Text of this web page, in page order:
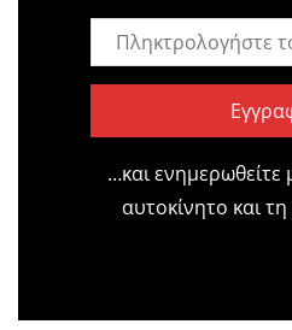
…και
αυτοκίνητο και